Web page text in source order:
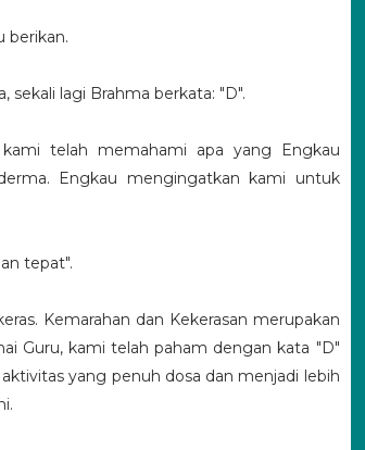
berikan.
sekali lagi Brahma berkata: "D".
telah memahami apa yang Engkau
Engkau mengingatkan kami untuk
tepat".
Kemarahan dan Kekerasan merupakan
Guru, kami telah paham dengan kata "D"
yang penuh dosa dan menjadi lebih